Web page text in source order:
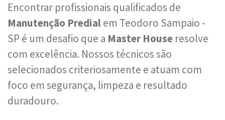
Encontrar profissionais qualificados de
Manutenção Predialem Teodoro Sampaio -
SP é um desafio que a Master House resolve
com excelência. Nossos técnicos são
selecionados criteriosamente e atuam com
foco em segurança, limpeza e resultado
duradouro.